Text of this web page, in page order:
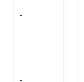
-
-